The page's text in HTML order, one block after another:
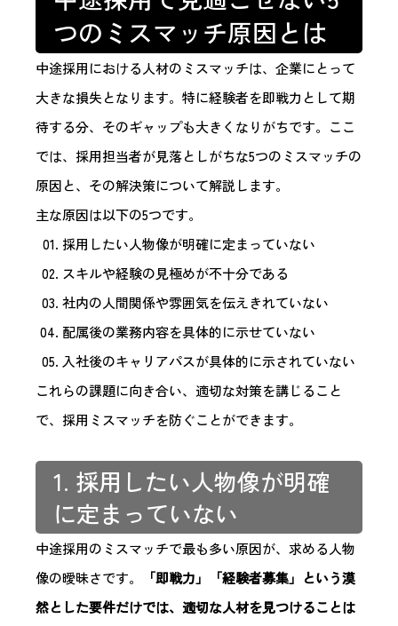
つのミスマッチ原因とは
中途採用における人材のミスマッチは、企業にとって
大きな損失となります。特に経験者を即戦力として期
待する分、そのギャップも大きくなりがちです。ここ
では、採用担当者が見落としがちな5つのミスマッチの
原因と、その解決策について解説します。
主な原因は以下の5つです。
採用したい人物像が明確に定まっていない
スキルや経験の見極めが不十分である
社内の人間関係や雰囲気を伝えきれていない
配属後の業務内容を具体的に示せていない
入社後のキャリアパスが具体的に示されていない
これらの課題に向き合い、適切な対策を講じること
で、採用ミスマッチを防ぐことができます。
1. 採用したい人物像が明確
に定まっていない
中途採用のミスマッチで最も多い原因が、求める人物
像の曖昧さです。
「即戦力」「経験者募集」という漠
然とした要件だけでは、適切な人材を見つけることは